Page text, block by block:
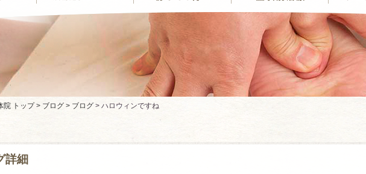
院 トップ > ブログ > ブログ > ハロウィンですね
詳細